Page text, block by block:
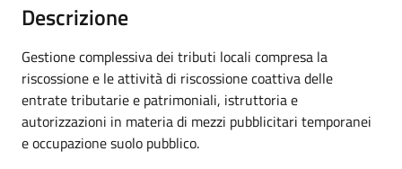
Descrizione
Gestione complessiva dei tributi locali compresa la
riscossione e le attività di riscossione coattiva delle
entrate tributarie e patrimoniali, istruttoria e
autorizzazioni in materia di mezzi pubblicitari temporanei
e occupazione suolo pubblico.